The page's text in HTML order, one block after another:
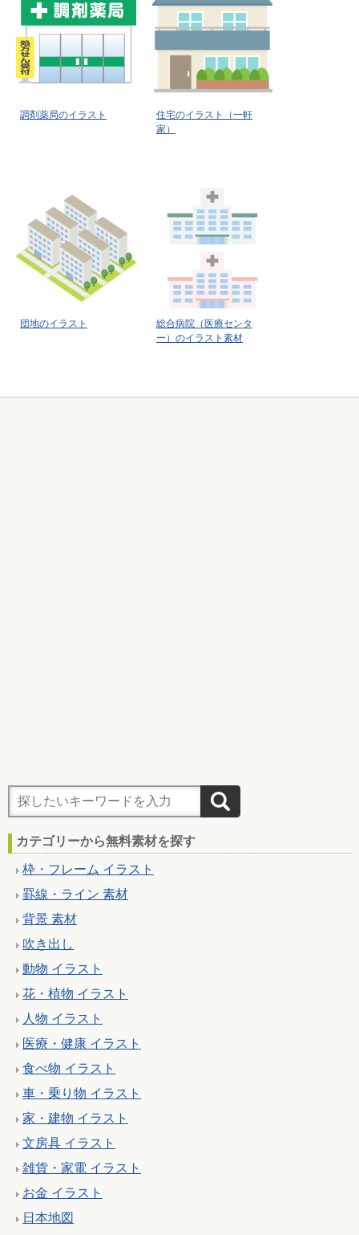
調剤薬局のイラスト
住宅のイラスト（一軒
家）
団地のイラスト
総合病院（医療センタ
ー）のイラスト素材
カテゴリーから無料素材を探す
枠・フレーム イラスト
罫線・ライン 素材
背景 素材
吹き出し
動物 イラスト
花・植物 イラスト
人物 イラスト
医療・健康 イラスト
食べ物 イラスト
車・乗り物 イラスト
家・建物 イラスト
文房具 イラスト
雑貨・家電 イラスト
お金 イラスト
日本地図